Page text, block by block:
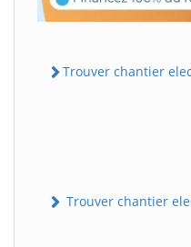
Trouver chantier
Trouver chantier